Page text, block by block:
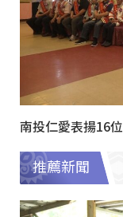
南投仁愛表揚16
推薦新聞